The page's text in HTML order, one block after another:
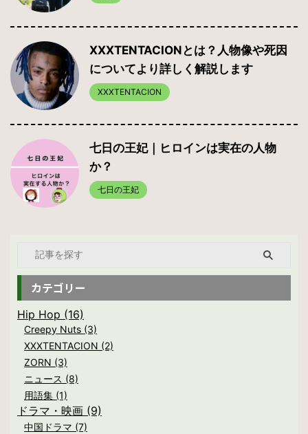
XXXTENTACIONとは？人物像や死因
についてより詳しく解説します
XXXTENTACION
七日の王妃｜ヒロインは実在の人物
か？
七日の王妃
カテゴリー
Hip Hop (16)
Creepy Nuts (3)
XXXTENTACION (2)
ZORN (3)
ニュース (8)
用語集 (1)
ドラマ・映画 (9)
中国ドラマ (7)